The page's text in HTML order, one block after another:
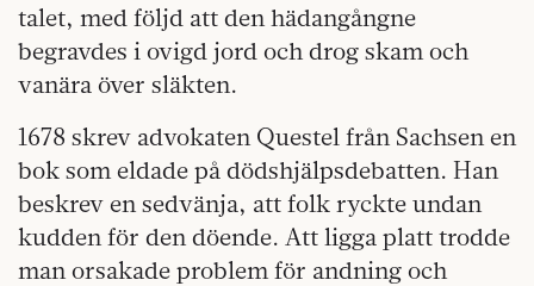
talet, med följd att den hädangångne
begravdes i ovigd jord och drog skam och
vanära över släkten.
1678 skrev advokaten Questel från Sachsen en
bok som eldade på dödshjälpsdebatten. Han
beskrev en sedvänja, att folk ryckte undan
kudden för den döende. Att ligga platt trodde
man orsakade problem för andning och